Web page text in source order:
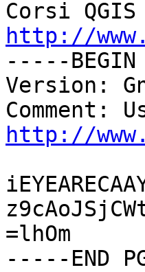
http://
-----BEGIN
Version:
http://
=lhOm
-----END